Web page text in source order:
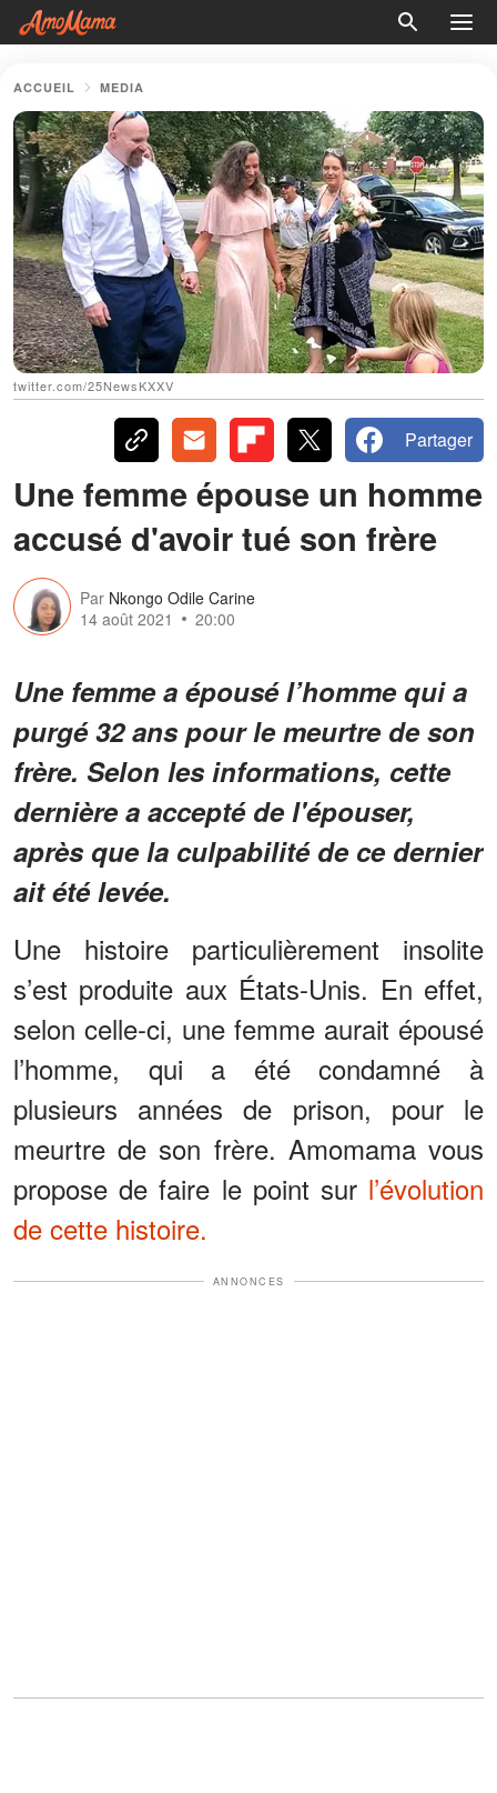
ACCUEIL MEDIA
twitter.com/25NewsKXXV
Partager
Une femme épouse un homme
accusé d'avoir tué son frère
Par Nkongo Odile Carine
14 août 2021
20:00
Une femme a épousé l’homme qui a
purgé 32 ans pour le meurtre de son
frère. Selon les informations, cette
dernière a accepté de l'épouser,
après que la culpabilité de ce dernier
ait été levée.
Une histoire particulièrement insolite
s’est produite aux États-Unis. En effet,
selon celle-ci, une femme aurait épousé
l’homme, qui a été condamné à
plusieurs années de prison, pour le
meurtre de son frère. Amomama vous
propose de faire le point surl’évolution
de cette histoire.
ANNONCES